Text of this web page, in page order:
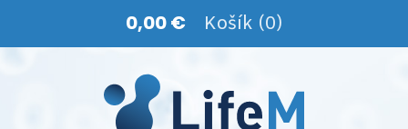
0,00 € Košík (0)